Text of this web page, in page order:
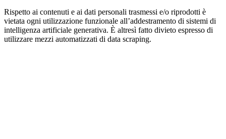
Rispetto ai contenuti e ai dati personali trasmessi e/o riprodotti è
vietata ogni utilizzazione funzionale all’addestramento di sistemi di
intelligenza artificiale generativa. È altresì fatto divieto espresso di
utilizzare mezzi automatizzati di data scraping.